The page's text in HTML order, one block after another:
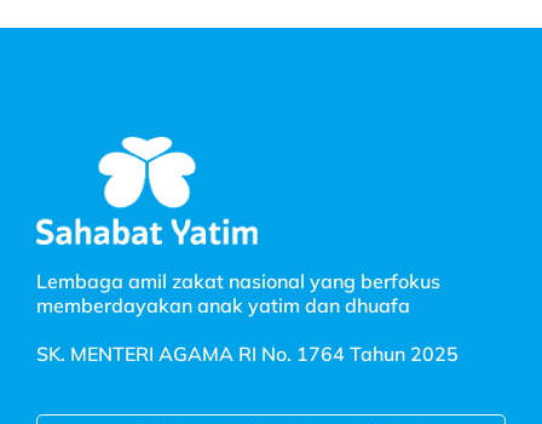
Lembaga amil zakat nasional yang berfokus
memberdayakan anak yatim dan dhuafa
SK. MENTERI AGAMA RI No. 1764 Tahun 2025